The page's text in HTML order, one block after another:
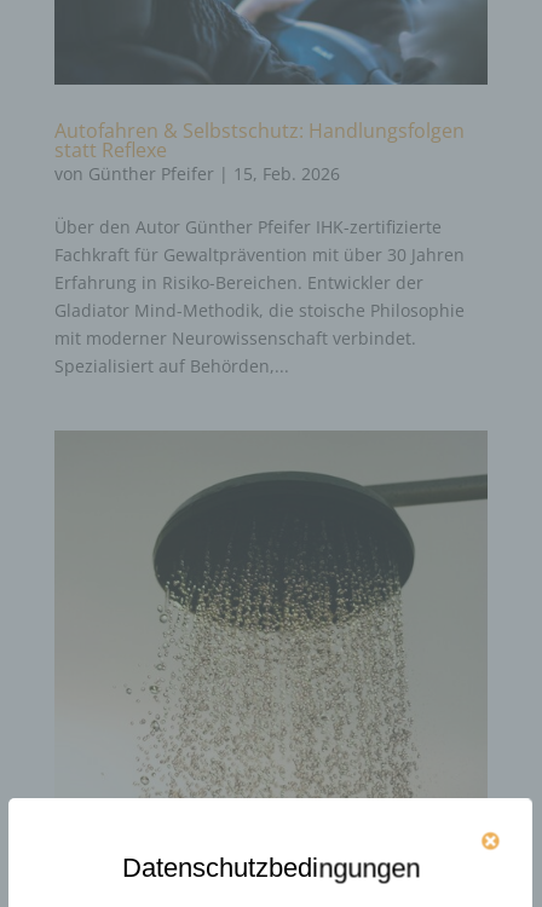
Autofahren & Selbstschutz: Handlungsfolgen
statt Reflexe
von Günther Pfeifer| 15, Feb. 2026
Über den Autor Günther Pfeifer IHK-zertifizierte
Fachkraft für Gewaltprävention mit über 30 Jahren
Erfahrung in Risiko-Bereichen. Entwickler der
Gladiator Mind-Methodik, die stoische Philosophie
mit moderner Neurowissenschaft verbindet.
Spezialisiert auf Behörden,...
Datenschutzbedingungen